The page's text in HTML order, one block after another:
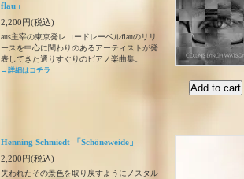
flau」
2,200円(税込)
aus主宰の東京発レコードレーベルflauのリリ
ースを中心に関わりのあるアーティストが発
表してきた選りすぐりのピアノ楽曲集。
→詳細はコチラ
Henning Schmiedt 「Schöneweide」
2,200円(税込)
失われたその景色を取り戻すようにノスタル